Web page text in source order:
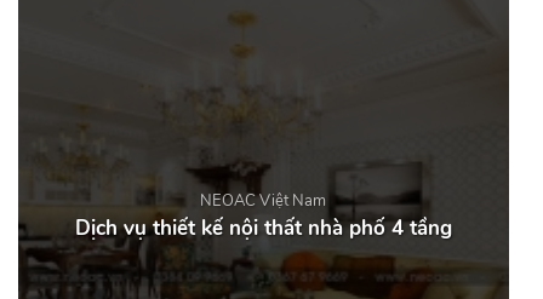
NEOAC Việt Nam
Dịch vụ thiết kế nội thất nhà phố 4 tầng